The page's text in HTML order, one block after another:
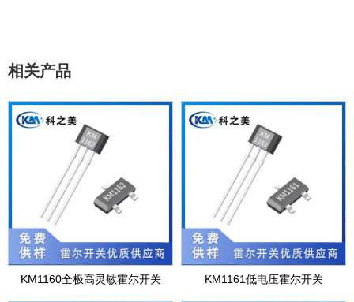
相关产品
KM1160全极高灵敏霍尔开关 KM1161低电压霍尔开关